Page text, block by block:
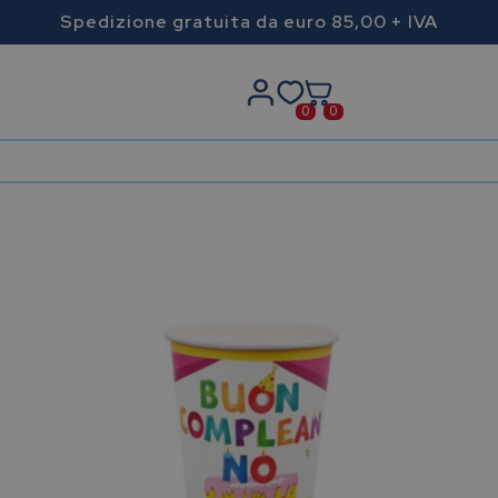
Spedizione gratuita da euro 85,00 + IVA
0 0